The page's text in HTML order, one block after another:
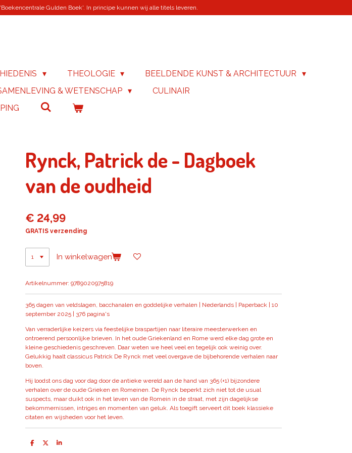
Gulden Boek'. In principe kunnen wij alle titels leveren.
THEOLOGIE
BEELDENDE KUNST & ARCHITECTUUR
& WETENSCHAP
CULINAIR
Rynck, Patrick de - Dagboek
van de oudheid
€ 24,99
GRATIS verzending
In winkelwagen
Artikelnummer: 9789020975819
365 dagen van veldslagen, bacchanalen en goddelijke verhalen | Nederlands | Paperback | 10
september 2025 | 376 pagina's
Van verraderlijke keizers via feestelijke braspartijen naar literaire meesterwerken en
ontroerend persoonlijke brieven. In het oude Griekenland en Rome werd elke dag grote en
kleine geschiedenis geschreven. Daar weten we heel veel en tegelijk ook weinig over.
Gelukkig haalt classicus Patrick De Rynck met veel overgave de bijbehorende verhalen naar
boven.
Hij loodst ons dag voor dag door de antieke wereld aan de hand van 365 (+1) bijzondere
verhalen over de oude Grieken en Romeinen. De Rynck beperkt zich niet tot de usual
suspects, maar duikt ook in het leven van de Romein in de straat, met zijn dagelijkse
bekommernissen, intriges en momenten van geluk. Als toegift serveert dit boek klassieke
citaten en wijsheden voor het leven.
D
D
S